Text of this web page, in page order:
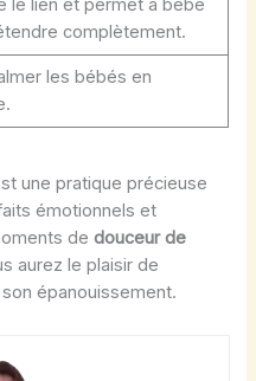
le lien et permet à bébé
complètement.
les bébés en
une pratique précieuse
émotionnels et
dedouceur de
aurez le plaisir de
épanouissement.